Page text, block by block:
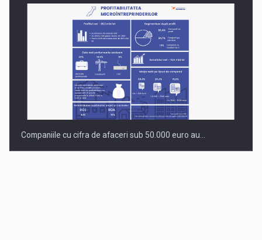
Companiile cu cifra de afaceri sub 50.000 euro au…